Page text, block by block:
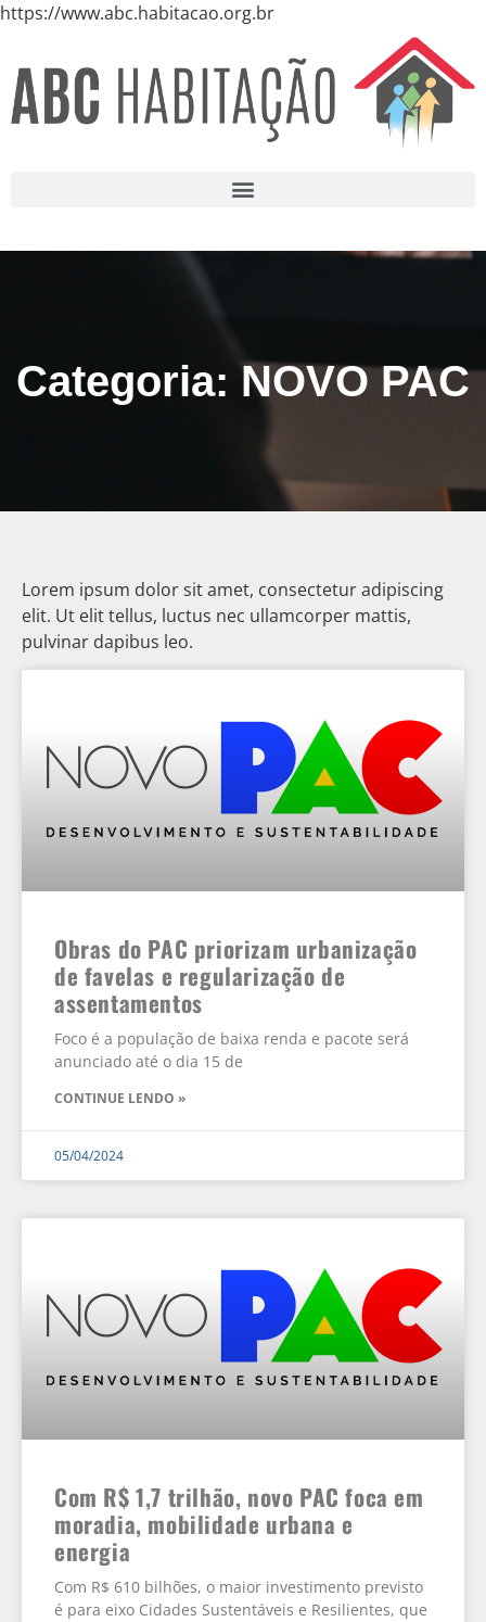
https://www.abc.habitacao.org.br
Categoria: NOVO PAC
Lorem ipsum dolor sit amet, consectetur adipiscing
elit. Ut elit tellus, luctus nec ullamcorper mattis,
pulvinar dapibus leo.
Obras do PAC priorizam urbanização
de favelas e regularização de
assentamentos
Foco é a população de baixa renda e pacote será
anunciado até o dia 15 de
CONTINUE LENDO »
05/04/2024
Com R$ 1,7 trilhão, novo PAC foca em
moradia, mobilidade urbana e
energia
Com R$ 610 bilhões, o maior investimento previsto
é para eixo Cidades Sustentáveis e Resilientes, que